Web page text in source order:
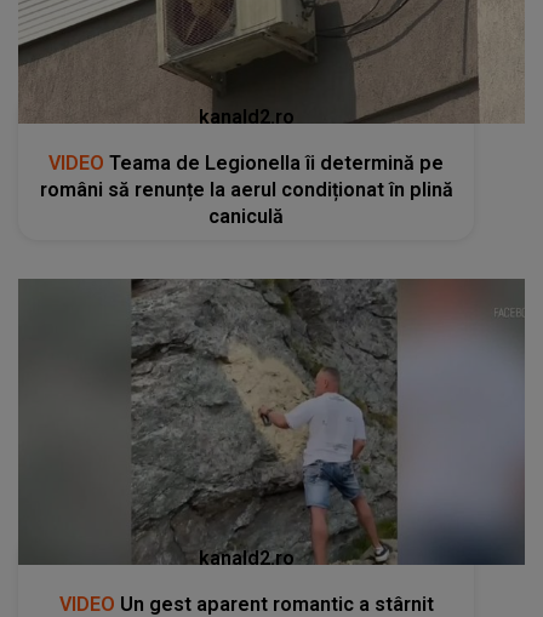
kanald2.ro
VIDEO Teama de Legionella îi determină pe
români să renunțe la aerul condiționat în plină
caniculă
kanald2.ro
VIDEO Un gest aparent romantic a stârnit